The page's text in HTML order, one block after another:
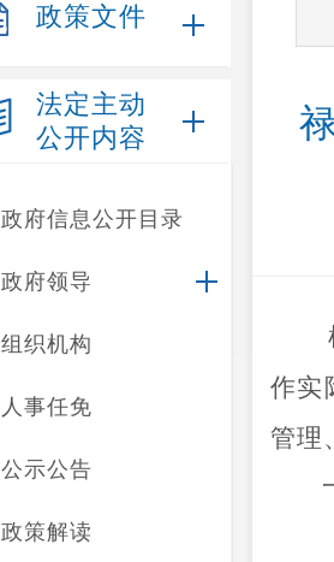
政策文件
法定主动
公开内容
政府信息公开目录
政府领导
组织机构
人事任免
公示公告
政策解读
作实
管理